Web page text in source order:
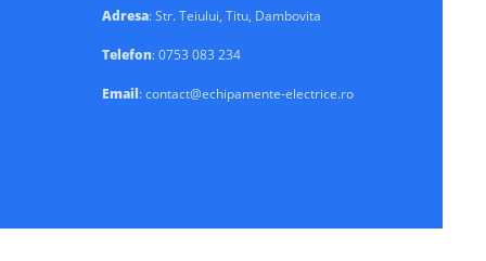
Adresa: Str. Teiului, Titu, Dambovita
Telefon: 0753 083 234
Email: contact@echipamente-electrice.ro